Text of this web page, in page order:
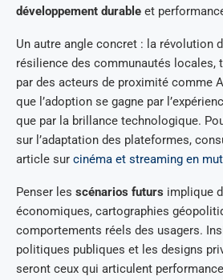
développement durable et
Un autre angle concret : la révolution
résilience des communautés locales,
par des acteurs de proximité comme
que l’adoption se gagne par
que par la brillance technologique.
sur l’adaptation des plateformes,
article sur cinéma et streaming en
Penser les scénarios futurs implique
économiques, cartographies
comportements réels des usagers.
politiques publiques et les designs
seront ceux qui articulent